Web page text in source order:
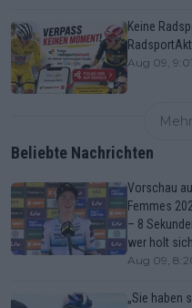
Keine
Aug 09, 9:01
Beliebte Nachrichten
Vorschau
Femmes
– 8
wer holt
Aug 09,
„Sie haben